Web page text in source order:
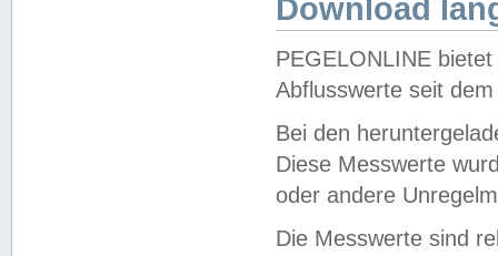
Download
PEGELONLINE
Abflusswerte seit
Bei den
Diese Messwerte
oder andere
Die Messwerte sind